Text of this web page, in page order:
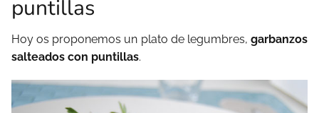
puntillas
Hoy os proponemos un plato de legumbres, garbanzos
salteados con puntillas.